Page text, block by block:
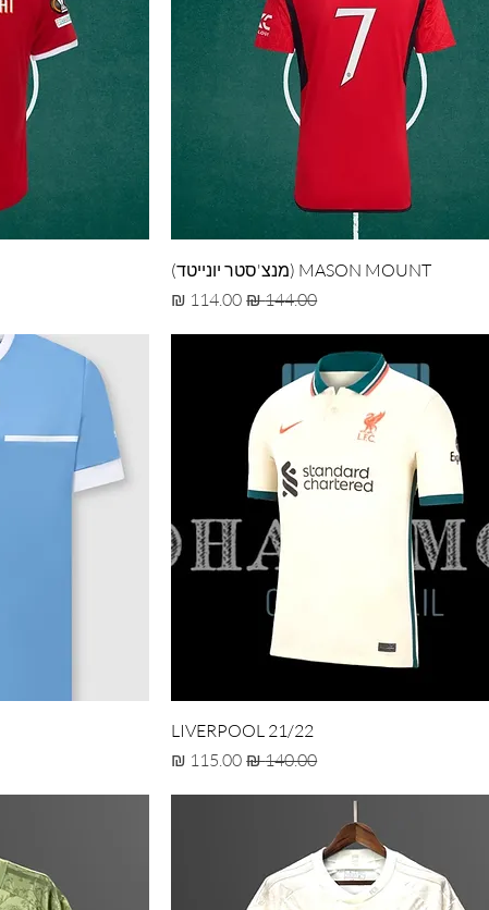
MASON MOUNT (מנצ'סטר יונייטד)
מחיר רגיל‏144.00 ‏₪ מחיר מבצע
LIVERPOOL 21/22
מחיר רגיל‏140.00 ‏₪ מחיר מבצע